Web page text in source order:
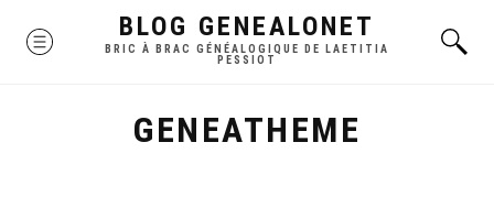
MENU BLOG GENEALONET
BRIC À BRAC GÉNÉALOGIQUE DE LAETITIA
PESSIOT
GENEATHEME